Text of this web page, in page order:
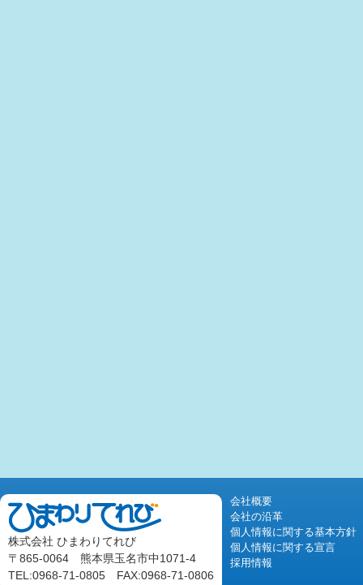
株式会社 ひまわりてれび
〒865-0064 熊本県玉名市中1071-4
TEL:0968-71-0805 FAX:0968-71-0806
会社概要
会社の沿革
個人情報に関する基本方針
個人情報に関する宣言
採用情報